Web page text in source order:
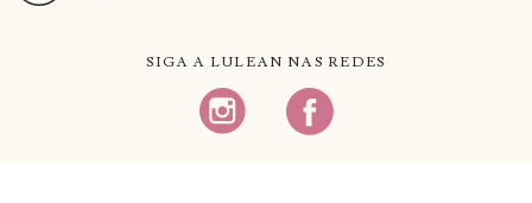
SIGA A LULEAN NAS REDES